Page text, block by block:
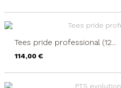
Tees pride professional (12...
Precio
114,00 €